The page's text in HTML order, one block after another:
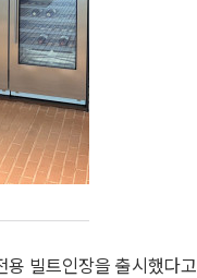
용 빌트인장을 출시했다고